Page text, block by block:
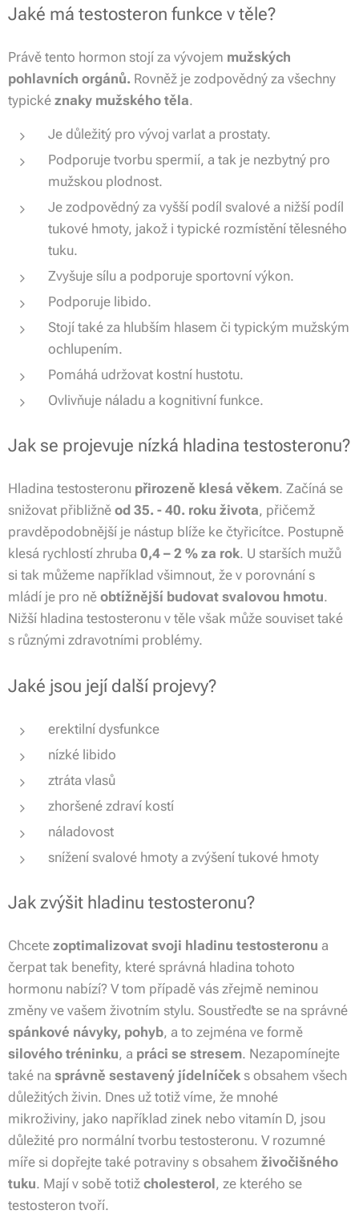
Jaké má testosteron funkce v těle?
Právě tento hormon stojí za vývojem mužských
pohlavních orgánů. Rovněž je zodpovědný za všechny
typické znaky mužského těla.
Je důležitý pro vývoj varlat a prostaty.
Podporuje tvorbu spermií, a tak je nezbytný pro
mužskou plodnost.
Je zodpovědný za vyšší podíl svalové a nižší podíl
tukové hmoty, jakož i typické rozmístění tělesného
tuku.
Zvyšuje sílu a podporuje sportovní výkon.
Podporuje libido.
Stojí také za hlubším hlasem či typickým mužským
ochlupením.
Pomáhá udržovat kostní hustotu.
Ovlivňuje náladu a kognitivní funkce.
Jak se projevuje nízká hladina testosteronu?
Hladina testosteronu přirozeně klesá věkem. Začíná se
snižovat přibližně od 35. - 40. roku života, přičemž
pravděpodobnější je nástup blíže ke čtyřicítce. Postupně
klesá rychlostí zhruba 0,4 – 2 % za rok. U starších mužů
si tak můžeme například všimnout, že v porovnání s
mládí je pro ně obtížnější budovat svalovou hmotu.
Nižší hladina testosteronu v těle však může souviset také
s různými zdravotními problémy.
Jaké jsou její další projevy?
erektilní dysfunkce
nízké libido
ztráta vlasů
zhoršené zdraví kostí
náladovost
snížení svalové hmoty a zvýšení tukové hmoty
Jak zvýšit hladinu testosteronu?
Chcete zoptimalizovat svoji hladinu testosteronu a
čerpat tak benefity, které správná hladina tohoto
hormonu nabízí? V tom případě vás zřejmě neminou
změny ve vašem životním stylu. Soustřeďte se na správné
spánkové návyky, pohyb, a to zejména ve formě
silového tréninku, a práci se stresem. Nezapomínejte
také na správně sestavený jídelníček s obsahem všech
důležitých živin. Dnes už totiž víme, že mnohé
mikroživiny, jako například zinek nebo vitamín D, jsou
důležité pro normální tvorbu testosteronu. V rozumné
míře si dopřejte také potraviny s obsahem živočišného
tuku. Mají v sobě totiž cholesterol, ze kterého se
testosteron tvoří.